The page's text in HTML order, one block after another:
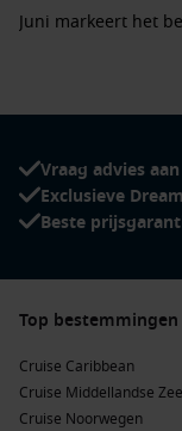
Juni markeert het
Middellandse Zee:
kustplaatsen en
en Helsinki.
Verre
voor unieke
Vraag advies
Exclusieve
Beste
Top bestemmingen
Cruise Caribbean
Cruise Middellandse Zee
Cruise Noorwegen